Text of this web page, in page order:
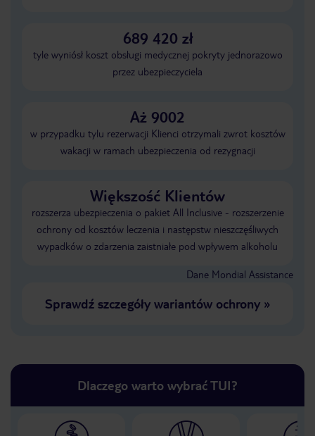
689 420 zł
tyle wyniósł koszt obsługi medycznej pokryty jednorazowo
przez ubezpieczyciela
Aż 9002
w przypadku tylu rezerwacji Klienci otrzymali zwrot kosztów
wakacji w ramach ubezpieczenia od rezygnacji
Większość Klientów
rozszerza ubezpieczenia o pakiet All Inclusive - rozszerzenie
ochrony od kosztów leczenia i następstw nieszczęśliwych
wypadków o zdarzenia zaistniałe pod wpływem alkoholu
Dane Mondial Assistance
Sprawdź szczegóły wariantów ochrony»
Dlaczego warto wybrać TUI?